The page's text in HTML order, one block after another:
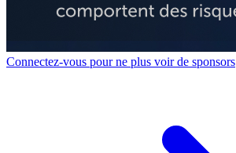
Connectez-vous pour ne plus voir de sponsors